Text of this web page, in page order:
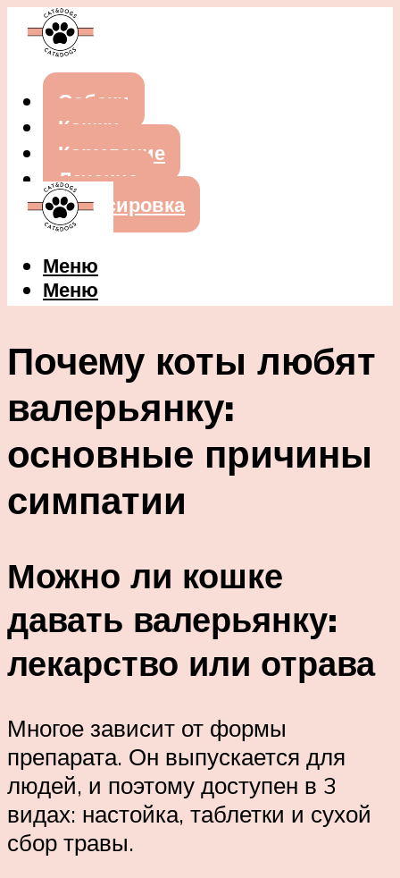
Собаки
Кошки
Кормление
Лечение
Дрессировка
Меню
Меню
Почему коты любят
валерьянку:
основные причины
симпатии
Можно ли кошке
давать валерьянку:
лекарство или отрава
Многое зависит от формы
препарата. Он выпускается для
людей, и поэтому доступен в 3
видах: настойка, таблетки и сухой
сбор травы.